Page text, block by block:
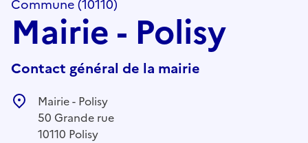
Commune (10110)
Mairie - Polisy
Contact général de la mairie
Mairie - Polisy
50 Grande rue
10110 Polisy